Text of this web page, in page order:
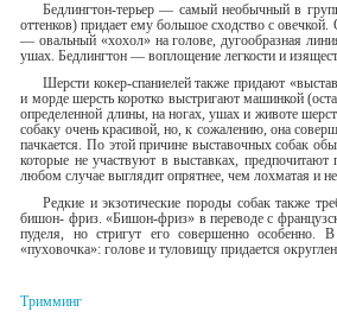
Бедлингтон-терьер — самый необычный в
оттен­ков) придает ему большое сходство с
— овальный «хохол» на голове, дугообразная
ушах. Бедлингтон — воплощение легкости и
Шерсти кокер-спаниелей также придают
и мор­де шерсть коротко выстригают машинкой
определенной длины, на ногах, ушах и животе
со­баку очень красивой, но, к сожалению, она
пачкает­ся. По этой причине выставочных собак
которые не участвуют в выставках,
любом случае выглядит опрятнее, чем лохматая и
Редкие и экзотические породы собак также
бишон- фриз. «Бишон-фриз» в переводе с
пуделя, но стригут его совершенно особенно. В
«пуховочка»: голове и туловищу придается
Тримминг